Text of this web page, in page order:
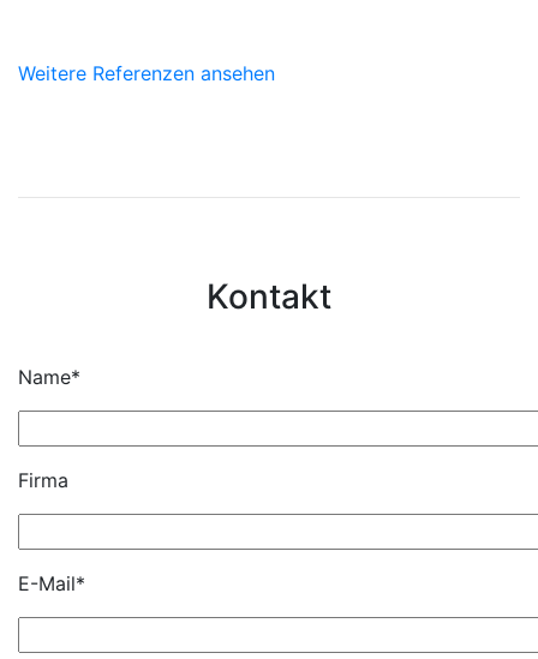
Weitere Referenzen ansehen
Kontakt
Name*
Firma
E-Mail*